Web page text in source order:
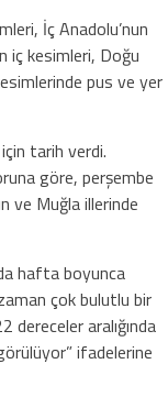
İç Anadolu’nun
iç kesimleri, Doğu
pus ve yer
tarih verdi.
göre, perşembe
ve Muğla illerinde
hafta boyunca
çok bulutlu bir
dereceler aralığında
ifadelerine